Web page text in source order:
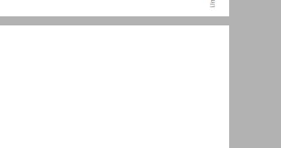
תוכו העניינים ... 7